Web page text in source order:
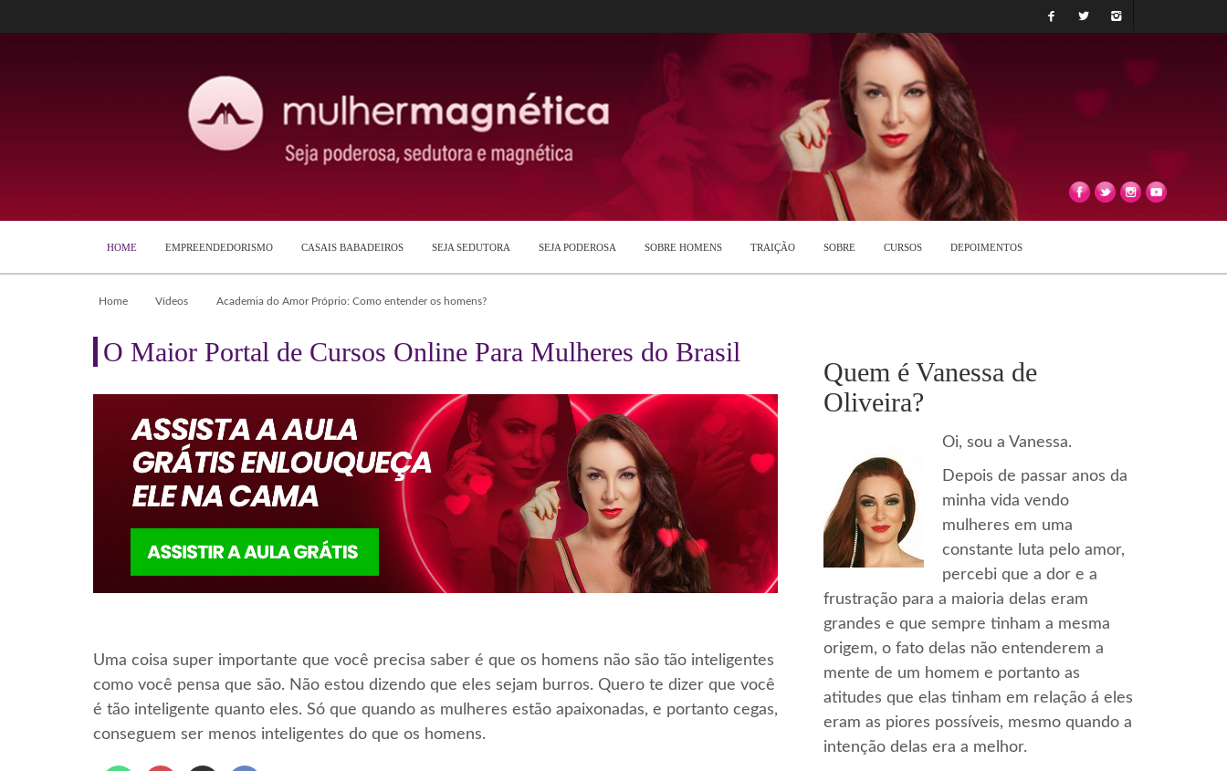
HOME EMPREENDEDORISMO CASAIS BABADEIROS SEJA SEDUTORA SEJA PODEROSA SOBRE HOMENS TRAIÇÃO SOBRE CURSOS DEPOIMENTOS
Home Vídeos Academia do Amor Próprio: Como entender os homens?
O Maior Portal de Cursos Online Para Mulheres do Brasil
Uma coisa super importante que você precisa saber é que os homens não são tão inteligentes
como você pensa que são. Não estou dizendo que eles sejam burros. Quero te dizer que você
é tão inteligente quanto eles. Só que quando as mulheres estão apaixonadas, e portanto cegas,
conseguem ser menos inteligentes do que os homens.
Quem é Vanessa de
Oliveira?
Oi, sou a Vanessa.
Depois de passar anos da
minha vida vendo
mulheres em uma
constante luta pelo amor,
percebi que a dor e a
frustração para a maioria delas eram
grandes e que sempre tinham a mesma
origem, o fato delas não entenderem a
mente de um homem e portanto as
atitudes que elas tinham em relação á eles
eram as piores possíveis, mesmo quando a
intenção delas era a melhor.